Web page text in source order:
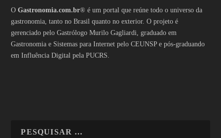
OGastronomia.com.br® é um portal que reúne todo o universo da
gastronomia, tanto no Brasil quanto no exterior. O projeto é
gerenciado pelo Gastrólogo Murilo Gagliardi, graduado em
Gastronomia e Sistemas para Internet pelo CEUNSP e pós-graduando
em Influência Digital pela PUCRS.